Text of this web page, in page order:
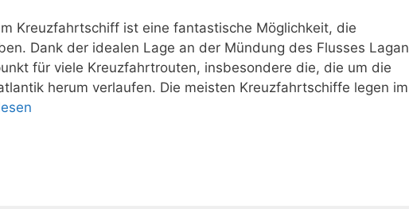
Kreuzfahrtschiff ist eine fantastische Möglichkeit, die
Dank der idealen Lage an der Mündung des Flusses Lagan
für viele Kreuzfahrtrouten, insbesondere die, die um die
herum verlaufen. Die meisten Kreuzfahrtschiffe legen im